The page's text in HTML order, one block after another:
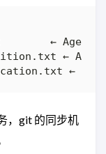
，git 的同步机